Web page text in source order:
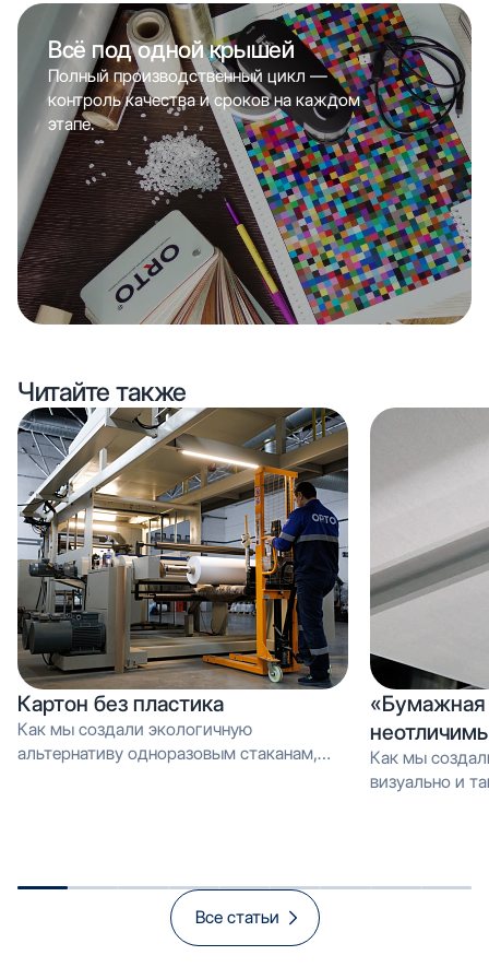
Всё под одной крышей
Полный производственный цикл —
контроль качества и сроков на каждом
этапе.
Читайте также
Картон без пластика
Как мы создали экологичную
альтернативу одноразовым стаканам,
«Бумажная
Как мы
визуально и тактильно неотличимое от
Все статьи